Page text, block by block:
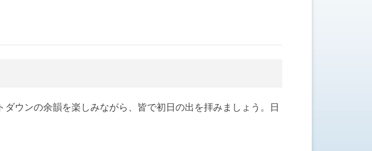
ウンの余韻を楽しみながら、皆で初日の出を拝みましょう。日